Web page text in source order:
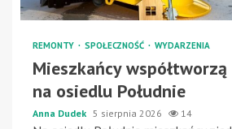
REMONTY SPOŁECZNOŚĆ WYDARZENIA
Mieszkańcy
na osiedlu Południe
Anna Dudek 5 sierpnia 2026 14